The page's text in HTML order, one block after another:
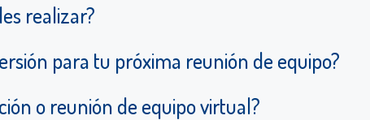
realizar?
para tu próxima reunión de equipo?
o reunión de equipo virtual?